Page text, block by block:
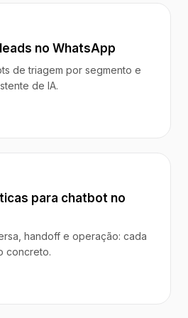
no WhatsApp
de triagem por segmento e
de IA.
para chatbot no
handoff e operação: cada
concreto.